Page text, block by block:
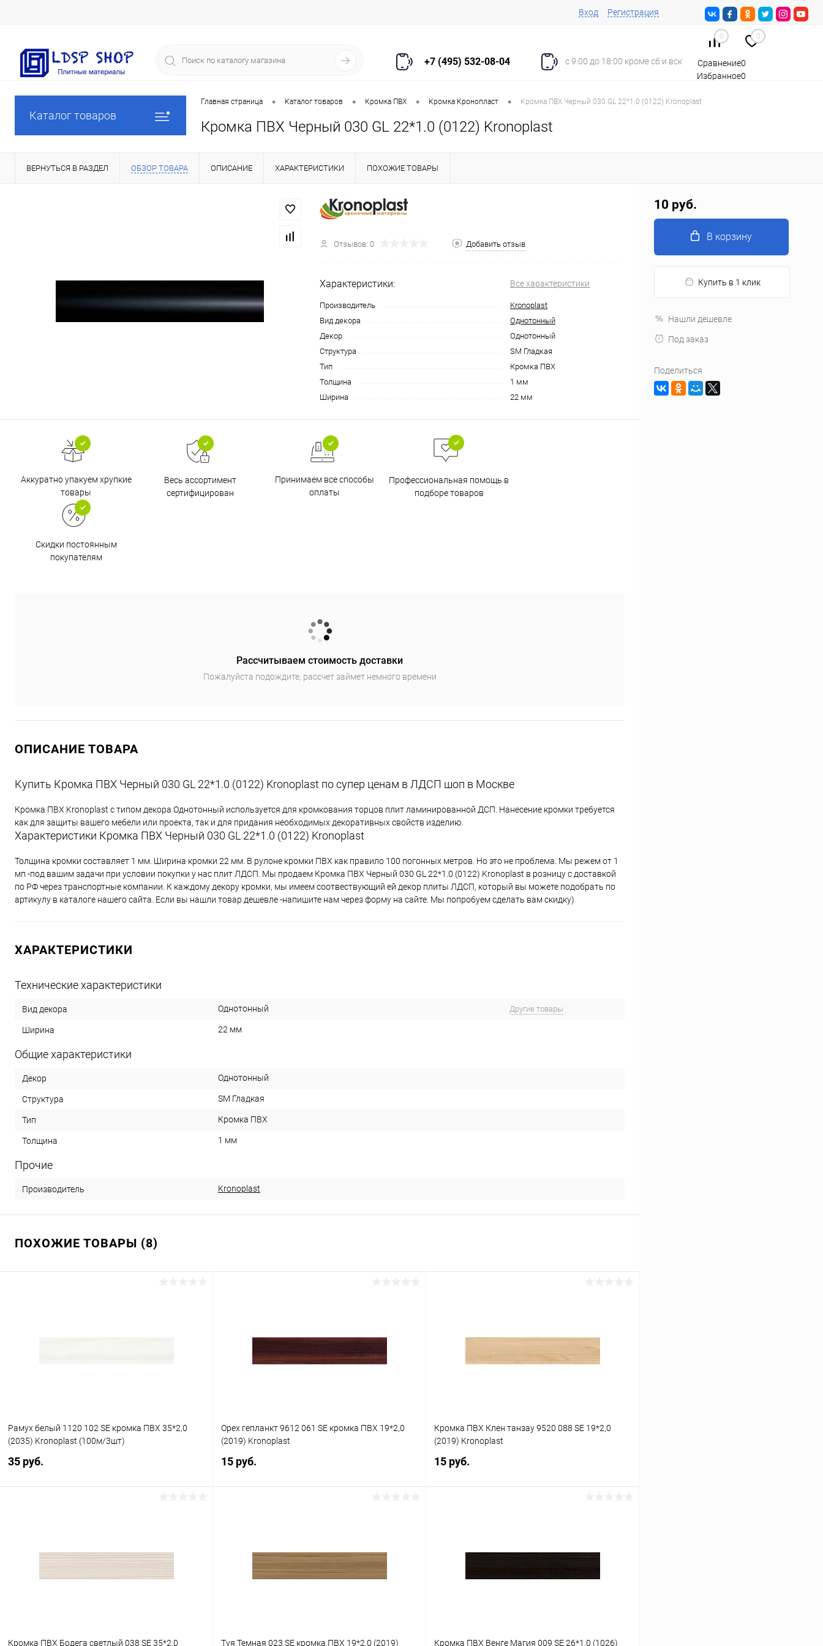
Вход Регистрация
+7 (495) 532-08-04 с 9:00 до 18:00 кроме сб и вск
0 0
Сравнение0
Избранное0
Каталог товаров
Главная страница • Каталог товаров • Кромка ПВХ • Кромка Кронопласт • Кромка ПВХ Черный 030 GL 22*1.0 (0122) Kronoplast
Кромка ПВХ Черный 030 GL 22*1.0 (0122) Kronoplast
ВЕРНУТЬСЯ В РАЗДЕЛ ОБЗОР ТОВАРА ОПИСАНИЕ ХАРАКТЕРИСТИКИ ПОХОЖИЕ ТОВАРЫ
Отзывов: 0 Добавить отзыв
Характеристики: Все характеристики
Производитель
Kronoplast
Вид декора
Однотонный
Декор
Однотонный
Структура
SM Гладкая
Тип
Кромка ПВХ
Толщина
1 мм
Ширина
22 мм
Аккуратно упакуем хрупкие
товары
Весь ассортимент
сертифицирован
Принимаем все способы
оплаты
Профессиональная помощь в
подборе товаров
Скидки постоянным
покупателям
Рассчитываем стоимость доставки
Пожалуйста подождите, рассчет займет немного времени
ОПИСАНИЕ ТОВАРА
Купить Кромка ПВХ Черный 030 GL 22*1.0 (0122) Kronoplast по супер ценам в ЛДСП шоп в Москве
Кромка ПВХ Kronoplast с типом декора Однотонный используется для кромкования торцов плит ламинированной ДСП. Нанесение кромки требуется
как для защиты вашего мебели или проекта, так и для придания необходимых декоративных свойств изделию.
Характеристики Кромка ПВХ Черный 030 GL 22*1.0 (0122) Kronoplast
Толщина кромки составляет 1 мм. Ширина кромки 22 мм. В рулоне кромки ПВХ как правило 100 погонных метров. Но это не проблема. Мы режем от 1
мп -под вашим задачи при условии покупки у нас плит ЛДСП. Мы продаем Кромка ПВХ Черный 030 GL 22*1.0 (0122) Kronoplast в розницу с доставкой
по РФ через транспортные компании. К каждому декору кромки, мы имеем соотвествующий ей декор плиты ЛДСП, который вы можете подобрать по
артикулу в каталоге нашего сайта. Если вы нашли товар дешевле -напишите нам через форму на сайте. Мы попробуем сделать вам скидку)
ХАРАКТЕРИСТИКИ
Технические характеристики
Вид декора Однотонный Другие товары
Ширина 22 мм
Общие характеристики
Декор Однотонный
Структура SM Гладкая
Тип Кромка ПВХ
Толщина 1 мм
Прочие
Производитель Kronoplast
ПОХОЖИЕ ТОВАРЫ (8)
Рамух белый 1120 102 SE кромка ПВХ 35*2,0
(2035) Kronoplast (100м/3шт)
35 руб.
В избранное Под заказ
Орех гепланкт 9612 061 SE кромка ПВХ 19*2,0
(2019) Kronoplast
15 руб.
В избранное Под заказ
Кромка ПВХ Клен танзау 9520 088 SE 19*2,0
(2019) Kronoplast
15 руб.
Кромка ПВХ Бодега светлый 038 SE 35*2,0
Туя Темная 023 SE кромка ПВХ 19*2,0 (2019)
Кромка ПВХ Венге Магия 009 SE 26*1,0 (1026)
10 руб.
В корзину
Купить в 1 клик
Нашли дешевле
Под заказ
Поделиться